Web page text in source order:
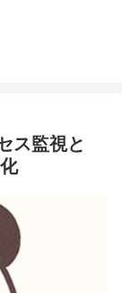
ス監視と